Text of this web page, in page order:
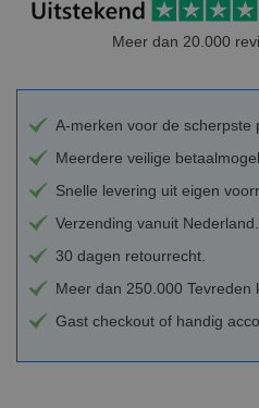
Meer dan 20.000
A-merken voor de scherpste
Meerdere veilige
Snelle levering uit eigen
Verzending vanuit Nederland.
30 dagen retourrecht.
Meer dan 250.000 Tevreden
Gast checkout of handig